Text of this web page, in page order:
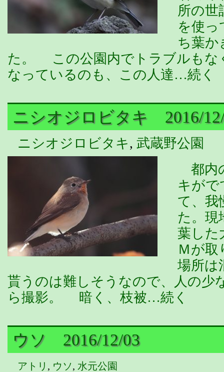
所の世
を使っ
ち葉か
た。 この公園内でトラブルもな
なっているのも、この人達…続く
ニシオジロビタキ 2016/
ニシオジロビタキ, 武蔵野公園
都内
キがで
て、我
た。
葉した
Ｍが取
場所は
貰うのは難しそうなので、人の少
ら撮影。 暗く、枝被…続く
ウソ 2016/12/03
アトリ , ウソ, 水元公園